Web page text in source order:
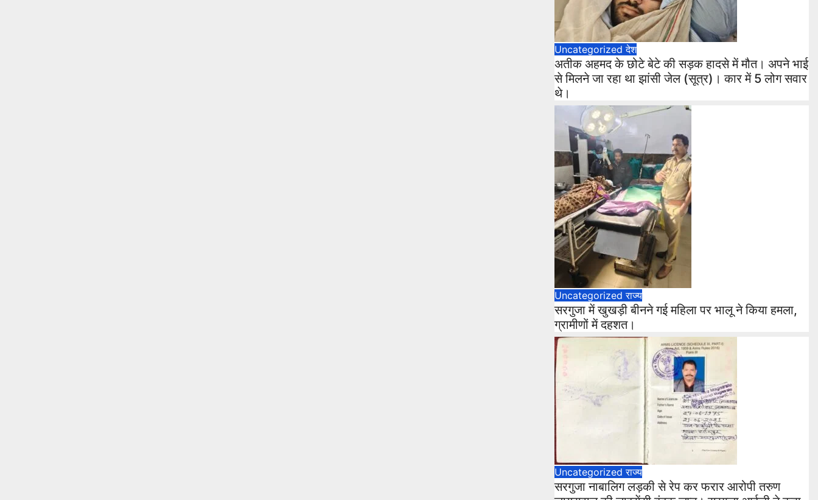
Uncategorizedदेश
अतीक अहमद के छोटे बेटे की सड़क हादसे में मौत। अपने भाई
से मिलने जा रहा था झांसी जेल (सूत्र)। कार में 5 लोग सवार
थे।
Uncategorizedराज्य
सरगुजा में खुखड़ी बीनने गई महिला पर भालू ने किया हमला,
ग्रामीणों में दहशत।
Uncategorizedराज्य
सरगुजा नाबालिग लड़की से रेप कर फरार आरोपी तरुण